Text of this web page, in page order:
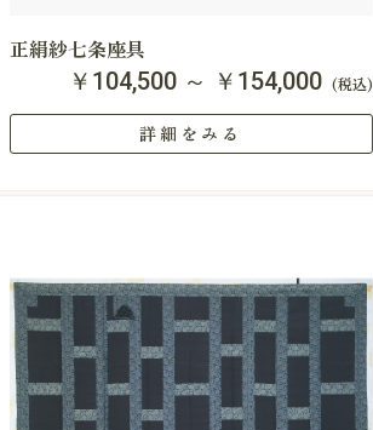
正絹紗七条座具
￥104,500 ～ ￥154,000 (税込)
詳細をみる